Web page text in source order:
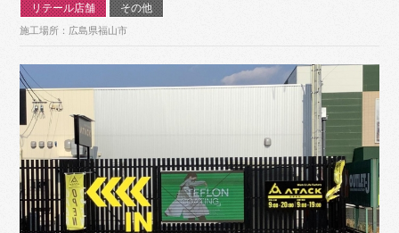
リテール店舗
その他
施工場所：広島県福山市